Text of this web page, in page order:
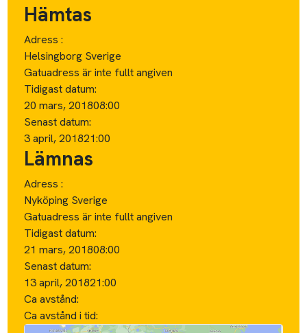
Hämtas
Adress :
Helsingborg Sverige
Gatuadress är inte fullt angiven
Tidigast datum:
20 mars, 201808:00
Senast datum:
3 april, 201821:00
Lämnas
Adress :
Nyköping Sverige
Gatuadress är inte fullt angiven
Tidigast datum:
21 mars, 201808:00
Senast datum:
13 april, 201821:00
Ca avstånd:
Ca avstånd i tid: